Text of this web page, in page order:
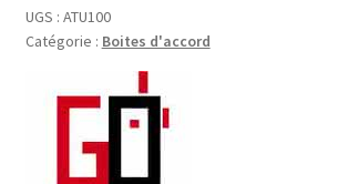
BOITE
D'ACCORD
55Mhz
UGS : ATU100
Catégorie : Boites d'accord